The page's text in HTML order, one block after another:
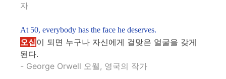
자
At 50, everybody has the face he deserves.
오십이 되면 누구나 자신에게 걸맞은 얼굴을 갖게
된다.
- George Orwell 오웰, 영국의 작가